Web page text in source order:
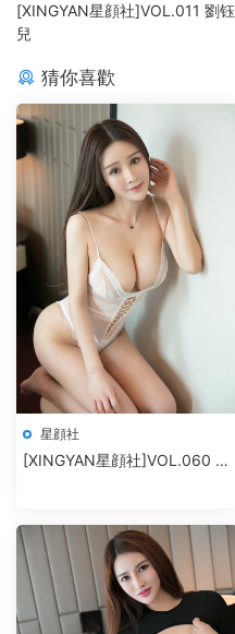
[XINGYAN星顔社]VOL.011 劉钰
兒
猜你喜歡
星顔社
[XINGYAN星顔社]VOL.060 麗